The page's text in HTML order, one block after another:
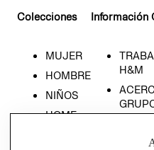
Colecciones
MUJER
HOMBRE
NIÑOS
HOME
Información
H&M
SOCIAL